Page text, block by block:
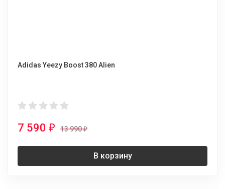
Adidas Yeezy Boost 380 Alien
7 590 ₽ 13 990₽
В корзину